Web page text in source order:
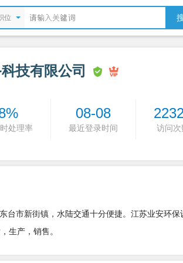
位
技有限公司
处理率
08-08
最近登录时间 访问次
市新街镇，水陆交通十分便捷。江苏业安环
生产，销售。